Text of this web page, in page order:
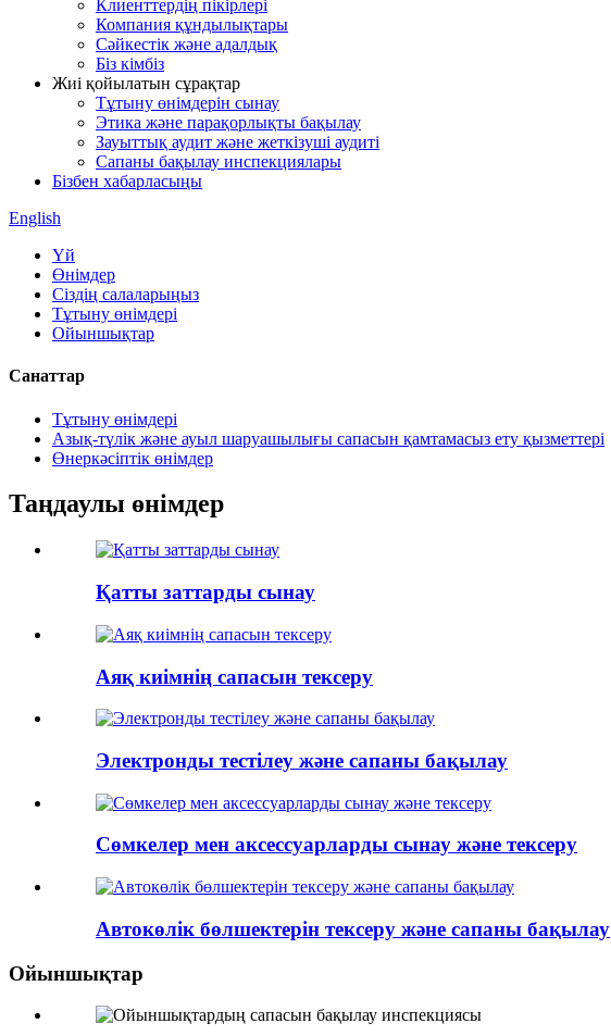
Клиенттердің пікірлері
Компания құндылықтары
Сәйкестік және адалдық
Біз кімбіз
Жиі қойылатын сұрақтар
Тұтыну өнімдерін сынау
Этика және парақорлықты бақылау
Зауыттық аудит және жеткізуші аудиті
Сапаны бақылау инспекциялары
Бізбен хабарласыңы
English
Үй
Өнімдер
Сіздің салаларыңыз
Тұтыну өнімдері
Ойыншықтар
Санаттар
Тұтыну өнімдері
Азық-түлік және ауыл шаруашылығы сапасын қамтамасыз ету қызметтері
Өнеркәсіптік өнімдер
Таңдаулы өнімдер
Қатты заттарды сынау
Аяқ киімнің сапасын тексеру
Электронды тестілеу және сапаны бақылау
Сөмкелер мен аксессуарларды сынау және тексеру
Автокөлік бөлшектерін тексеру және сапаны бақылау
Ойыншықтар